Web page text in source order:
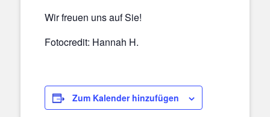
Wir freuen uns auf Sie!
Fotocredit: Hannah H.
Zum Kalender hinzufügen